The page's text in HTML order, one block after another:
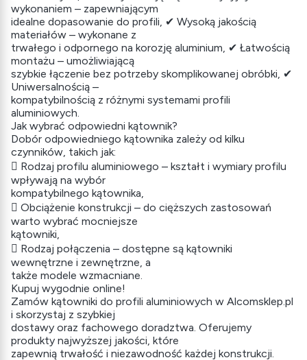
wykonaniem – zapewniającym
idealne dopasowanie do profili, ✔ Wysoką jakością
materiałów – wykonane z
trwałego i odpornego na korozję aluminium, ✔ Łatwością
montażu – umożliwiającą
szybkie łączenie bez potrzeby skomplikowanej obróbki, ✔
Uniwersalnością –
kompatybilnością z różnymi systemami profili
aluminiowych.
Jak wybrać odpowiedni kątownik?
Dobór odpowiedniego kątownika zależy od kilku
czynników, takich jak:
 Rodzaj profilu aluminiowego – kształt i wymiary profilu
wpływają na wybór
kompatybilnego kątownika,
 Obciążenie konstrukcji – do cięższych zastosowań
warto wybrać mocniejsze
kątowniki,
 Rodzaj połączenia – dostępne są kątowniki
wewnętrzne i zewnętrzne, a
także modele wzmacniane.
Kupuj wygodnie online!
Zamów kątowniki do profili aluminiowych w Alcomsklep.pl
i skorzystaj z szybkiej
dostawy oraz fachowego doradztwa. Oferujemy
produkty najwyższej jakości, które
zapewnią trwałość i niezawodność każdej konstrukcji.